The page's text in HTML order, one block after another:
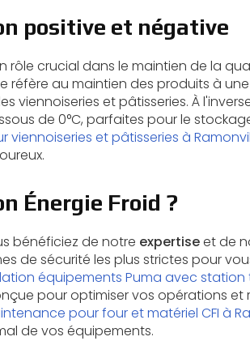
positive et négative
crucial dans le maintien de la
réfère au maintien des produits à
viennoiseries et pâtisseries. À
de 0°C, parfaites pour le
et pâtisseries à
Énergie Froid ?
bénéficiez de notre expertiseet de
de sécurité les plus strictes pour
équipements Puma avec station
pour optimiser vos opérations et
pour four et matériel CFI à
de vos équipements.